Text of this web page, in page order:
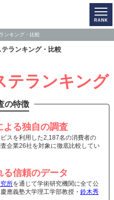
ンキング・比較
テランキング・比較
テランキング
の特徴
よる独自の調査
スを利用した2,187名の消費者の
企業26社を対象に徹底比較してい
信頼のデータ
所を通じて学術研究機関に全て公
應義塾大学理工学部教授・ 鈴木秀